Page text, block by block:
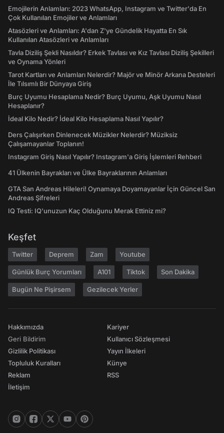
Emojilerin Anlamları: 2023 WhatsApp, Instagram ve Twitter'da En
Çok Kullanılan Emojiler ve Anlamları
Atasözleri ve Anlamları: A'dan Z'ye Gündelik Hayatta En Sık
Kullanılan Atasözleri ve Anlamları
Tavla Diziliş Şekli Nasıldır? Erkek Tavlası ve Kız Tavlası Diziliş Şekilleri
ve Oynama Yönleri
Tarot Kartları ve Anlamları Nelerdir? Majör ve Minör Arkana Desteleri
İle Tılsımlı Bir Dünyaya Giriş
Burç Uyumu Hesaplama Nedir? Burç Uyumu, Aşk Uyumu Nasıl
Hesaplanır?
İdeal Kilo Nedir? İdeal Kilo Hesaplama Nasıl Yapılır?
Ders Çalışırken Dinlenecek Müzikler Nelerdir? Müziksiz
Çalışamayanlar Toplanın!
Instagram Giriş Nasıl Yapılır? Instagram'a Giriş İşlemleri Rehberi
41 Ülkenin Bayrakları ve Ülke Bayraklarının Anlamları
GTA San Andreas Hileleri! Oynamaya Doyamayanlar İçin Güncel San
Andreas Şifreleri
IQ Testi: IQ'unuzun Kaç Olduğunu Merak Ettiniz mi?
Keşfet
Twitter Deprem Zam Youtube
Günlük Burç Yorumları A101 Tiktok Son Dakika
Bugün Ne Pişirsem Gezilecek Yerler
Hakkımızda
Geri Bildirim
Gizlilik Politikası
Topluluk Kuralları
Reklam
İletişim
Kariyer
Kullanıcı Sözleşmesi
Yayın İlkeleri
Künye
RSS